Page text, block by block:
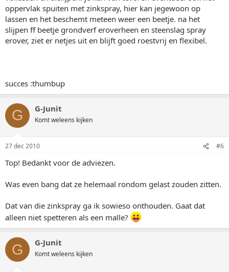
oppervlak spuiten met zinkspray, hier kan jegewoon op
lassen en het beschemt meteen weer een beetje. na het
slijpen ff beetje grondverf eroverheen en steenslag spray
erover, ziet er netjes uit en blijft goed roestvrij en flexibel.
succes :thumbup
G G-Junit
Komt weleens kijken
27 dec 2010 #6
Top! Bedankt voor de adviezen.
Was even bang dat ze helemaal rondom gelast zouden zitten.
Dat van die zinkspray ga ik sowieso onthouden. Gaat dat
alleen niet spetteren als een malle?
G G-Junit
Komt weleens kijken